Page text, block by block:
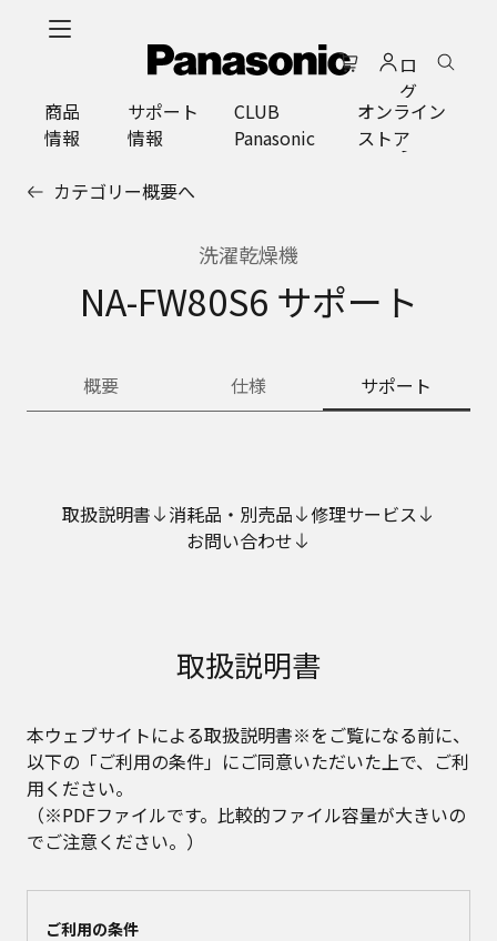
ロ
グ
イ
ン
商品
情報
サポート
情報
CLUB
Panasonic
オンライン
ストア
カテゴリー概要へ
洗濯乾燥機
NA-FW80S6 サポート
概要 仕様 サポート
取扱説明書 消耗品・別売品
修理サービス
お問い合わせ
取扱説明書
本ウェブサイトによる取扱説明書※をご覧になる前に、
以下の「ご利用の条件」にご同意いただいた上で、ご利
用ください。
（※PDFファイルです。比較的ファイル容量が大きいの
でご注意ください。）
ご利用の条件